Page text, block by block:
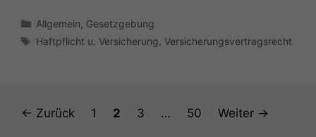
Kategorien
Allgemein Gesetzgebung
Schlagwörter
Haftpflicht u. Versicherung ,Versicherungsvertragsrecht
← Zurück Seite
1 Seite
2 Seite
3 … Seite
50 Weiter →